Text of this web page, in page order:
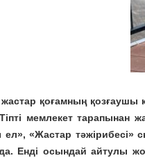
жастар қоғамның қозғаушы
Тіпті мемлекет тарапынан
«Жастар тәжірибесі»
Енді осындай айтулы